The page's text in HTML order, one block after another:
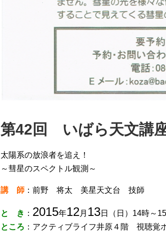
第42回 いばら天文講
太陽系の放浪者を追え！
～彗星のスペクトル観測～
講 師 ：前野 将太 美星天文台 技師
と き ： 2015年12月 13日（日）14時～
ところ ：アクティブライフ井原４階 視聴覚